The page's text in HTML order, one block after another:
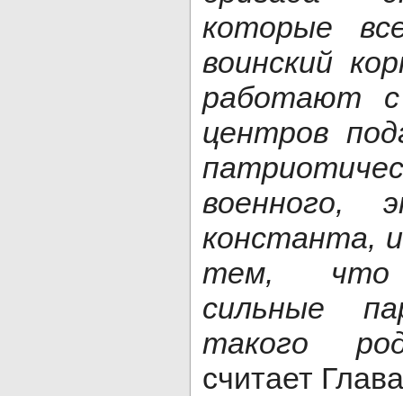
которые
воинский
работают с
центров
военного,
константа,
тем, что
сильные
такого
считает